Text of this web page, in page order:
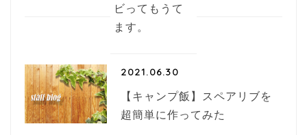
ビってもうて
ます。
2021.06.30
【キャンプ飯】スペアリブを
超簡単に作ってみた